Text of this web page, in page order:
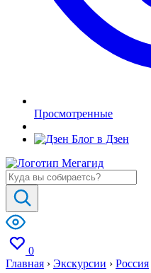
Просмотренные
Блог в Дзен
0
Главная › Экскурсии › Россия